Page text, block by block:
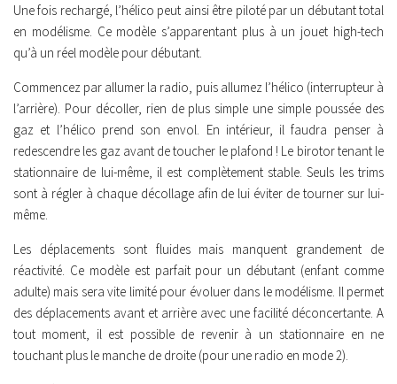
Une fois rechargé, l’hélico peut ainsi être piloté par un débutant total
en modélisme. Ce modèle s’apparentant plus à un jouet high-tech
qu’à un réel modèle pour débutant.
Commencez par allumer la radio, puis allumez l’hélico (interrupteur à
l’arrière). Pour décoller, rien de plus simple une simple poussée des
gaz et l’hélico prend son envol. En intérieur, il faudra penser à
redescendre les gaz avant de toucher le plafond ! Le birotor tenant le
stationnaire de lui-même, il est complètement stable. Seuls les trims
sont à régler à chaque décollage afin de lui éviter de tourner sur lui-
même.
Les déplacements sont fluides mais manquent grandement de
réactivité. Ce modèle est parfait pour un débutant (enfant comme
adulte) mais sera vite limité pour évoluer dans le modélisme. Il permet
des déplacements avant et arrière avec une facilité déconcertante. A
tout moment, il est possible de revenir à un stationnaire en ne
touchant plus le manche de droite (pour une radio en mode 2).